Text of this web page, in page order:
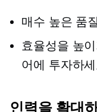
매수 높은 품
효율성을 높
어에 투자하
인력을 확대